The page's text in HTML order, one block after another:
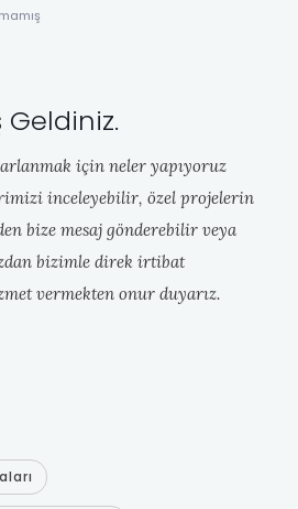
Geldiniz.
için neler yapıyoruz
inceleyebilir, özel projelerin
bize mesaj gönderebilir veya
bizimle direk irtibat
vermekten onur duyarız.